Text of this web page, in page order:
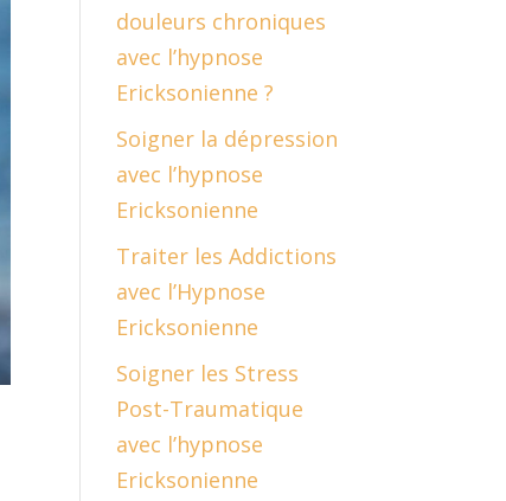
douleurs chroniques
avec l’hypnose
Ericksonienne ?
Soigner la dépression
avec l’hypnose
Ericksonienne
Traiter les Addictions
avec l’Hypnose
Ericksonienne
Soigner les Stress
Post-Traumatique
avec l’hypnose
Ericksonienne